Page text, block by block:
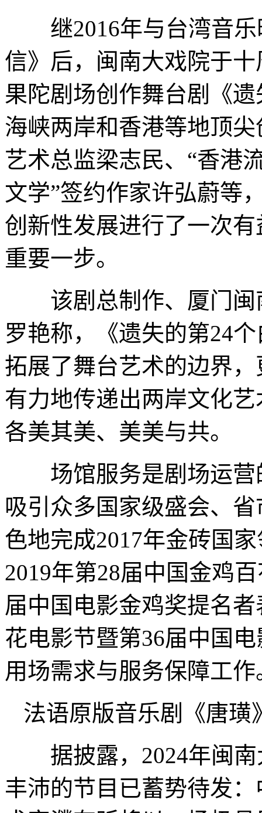
继2016年与台湾音乐
信》后，闽南大戏院于
果陀剧场创作舞台剧《
海峡两岸和香港等地顶
艺术总监梁志民、“香港
文学”签约作家许弘蔚等
创新性发展进行了一次
重要一步。
该剧总制作、厦门闽
罗艳称，《遗失的第24
拓展了舞台艺术的边界
有力地传递出两岸文化
各美其美、美美与共。
场馆服务是剧场运营
吸引众多国家级盛会、
色地完成2017年金砖国
2019年第28届中国金鸡
届中国电影金鸡奖提名
花电影节暨第36届中国
用场需求与服务保障工作
法语原版音乐剧《唐璜
据披露，2024年闽南
丰沛的节目已蓄势待发